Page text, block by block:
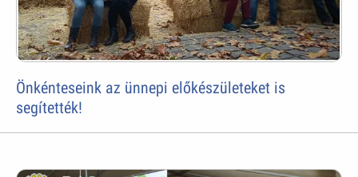
Önkénteseink az ünnepi előkészületeket is
segítették!